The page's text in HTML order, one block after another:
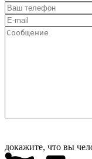
докажите, что вы